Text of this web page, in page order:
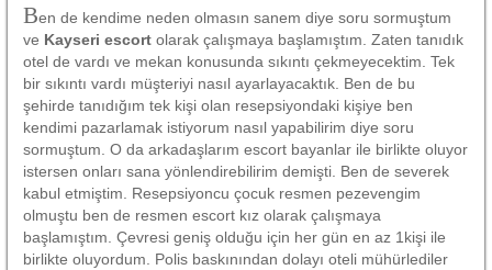
Ben de kendime neden olmasın sanem diye soru sormuştum
ve Kayseri escort olarak çalışmaya başlamıştım. Zaten tanıdık
otel de vardı ve mekan konusunda sıkıntı çekmeyecektim. Tek
bir sıkıntı vardı müşteriyi nasıl ayarlayacaktık. Ben de bu
şehirde tanıdığım tek kişi olan resepsiyondaki kişiye ben
kendimi pazarlamak istiyorum nasıl yapabilirim diye soru
sormuştum. O da arkadaşlarım escort bayanlar ile birlikte oluyor
istersen onları sana yönlendirebilirim demişti. Ben de severek
kabul etmiştim. Resepsiyoncu çocuk resmen pezevengim
olmuştu ben de resmen escort kız olarak çalışmaya
başlamıştım. Çevresi geniş olduğu için her gün en az 1kişi ile
birlikte oluyordum. Polis baskınından dolayı oteli mühürlediler